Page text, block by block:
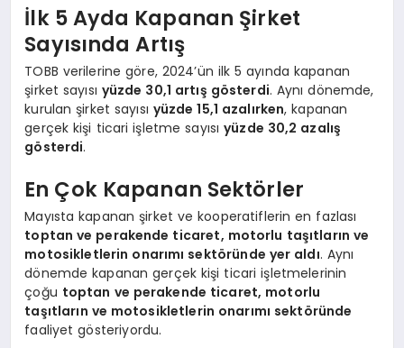
İlk 5 Ayda Kapanan Şirket
Sayısında Artış
TOBB verilerine göre, 2024’ün ilk 5 ayında kapanan
şirket sayısı yüzde 30,1 artış gösterdi. Aynı dönemde,
kurulan şirket sayısı yüzde 15,1 azalırken, kapanan
gerçek kişi ticari işletme sayısıyüzde 30,2 azalış
gösterdi.
En Çok Kapanan Sektörler
Mayısta kapanan şirket ve kooperatiflerin en fazlası
toptan ve perakende ticaret, motorlu taşıtların ve
motosikletlerin onarımı sektöründe yer aldı. Aynı
dönemde kapanan gerçek kişi ticari işletmelerinin
çoğu toptan ve perakende ticaret, motorlu
taşıtların ve motosikletlerin onarımı sektöründe
faaliyet gösteriyordu.